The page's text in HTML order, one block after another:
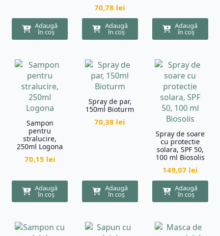
Adaugă
în coș
70,78 lei
Adaugă
în coș
Adaugă
în coș
Sampon
pentru
stralucire,
250ml Logona
70,15 lei
Adaugă
în coș
Spray de par,
150ml Bioturm
70,38 lei
Adaugă
în coș
Spray de soare
cu protectie
solara, SPF 50,
100 ml Biosolis
149,07 lei
Adaugă
în coș